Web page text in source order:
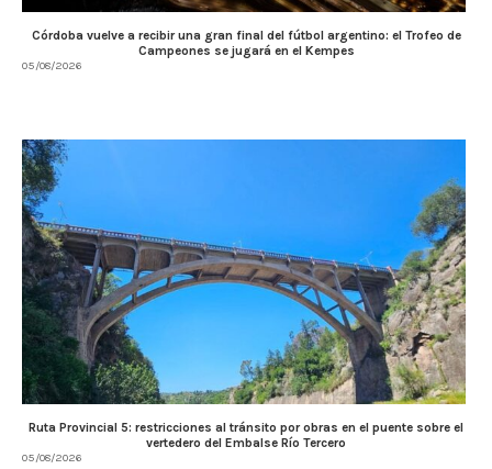
Córdoba vuelve a recibir una gran final del fútbol argentino: el Trofeo de
Campeones se jugará en el Kempes
05/08/2026
Ruta Provincial 5: restricciones al tránsito por obras en el puente sobre el
vertedero del Embalse Río Tercero
05/08/2026